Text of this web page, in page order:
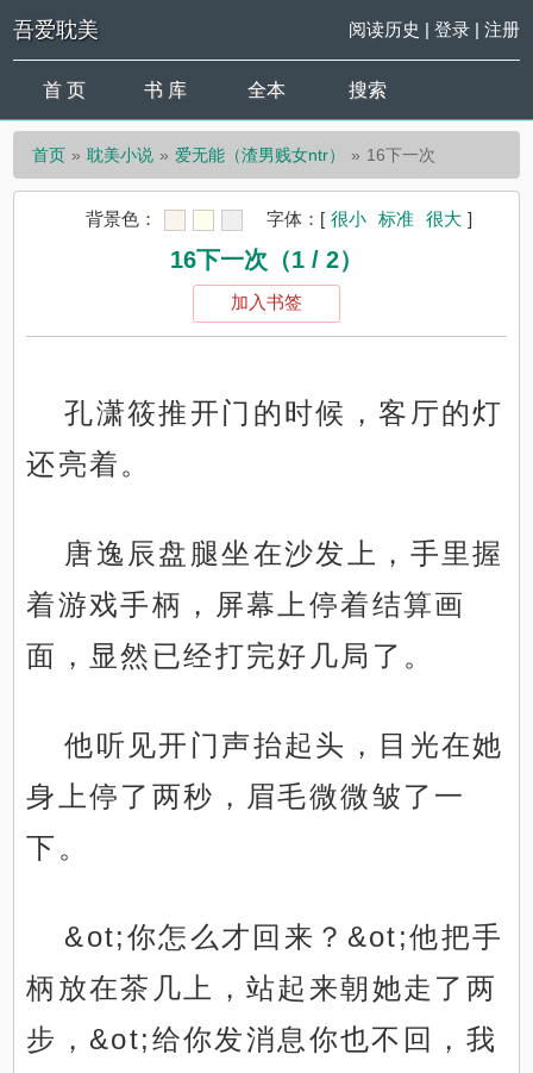
吾爱耽美 阅读历史 | 登录| 注册
首 页 书 库 全本 搜索
首页 耽美小说 爱无能（渣男贱女ntr） 16下一次
背景色： 字体： [ 很小 标准 很大 ]
16下一次（1 / 2）
加入书签
孔潇筱推开门的时候，客厅的灯
还亮着。
唐逸辰盘腿坐在沙发上，手里握
着游戏手柄，屏幕上停着结算画
面，显然已经打完好几局了。
他听见开门声抬起头，目光在她
身上停了两秒，眉毛微微皱了一
下。
&ot;你怎么才回来？&ot;他把手
柄放在茶几上，站起来朝她走了两
步，&ot;给你发消息你也不回，我